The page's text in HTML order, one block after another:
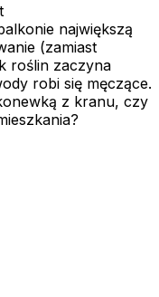
największą
(zamiast
roślin zaczyna
robi się męczące.
z kranu, czy